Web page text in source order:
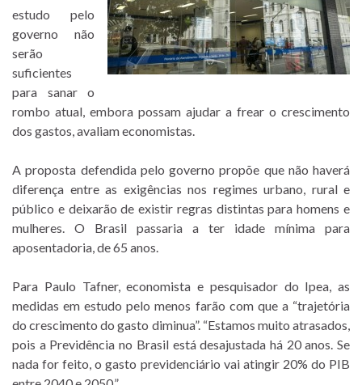
estudo pelo
governo não
serão
suficientes
para sanar o
rombo atual, embora possam ajudar a frear o crescimento
dos gastos, avaliam economistas.
A proposta defendida pelo governo propõe que não haverá
diferença entre as exigências nos regimes urbano, rural e
público e deixarão de existir regras distintas para homens e
mulheres. O Brasil passaria a ter idade mínima para
aposentadoria, de 65 anos.
Para Paulo Tafner, economista e pesquisador do Ipea, as
medidas em estudo pelo menos farão com que a “trajetória
do crescimento do gasto diminua”. “Estamos muito atrasados,
pois a Previdência no Brasil está desajustada há 20 anos. Se
nada for feito, o gasto previdenciário vai atingir 20% do PIB